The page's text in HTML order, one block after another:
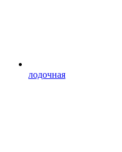
лодочная